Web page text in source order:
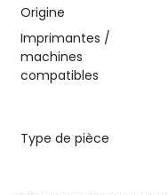
Origine
Imprimantes /
machines
compatibles
Type de pièce